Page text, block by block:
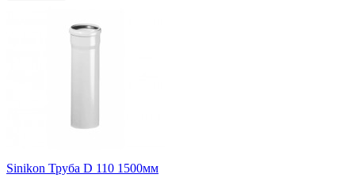
Sinikon Труба D 110 1500мм